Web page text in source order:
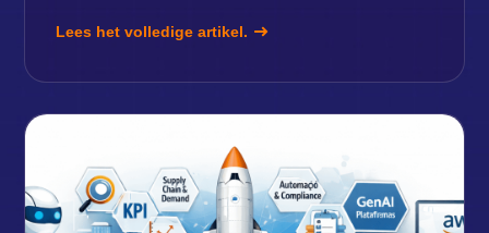
Lees het volledige artikel.